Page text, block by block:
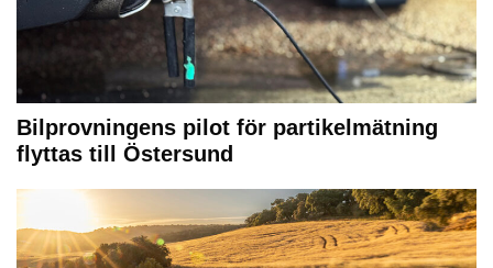
Bilprovningens pilot för partikelmätning
flyttas till Östersund